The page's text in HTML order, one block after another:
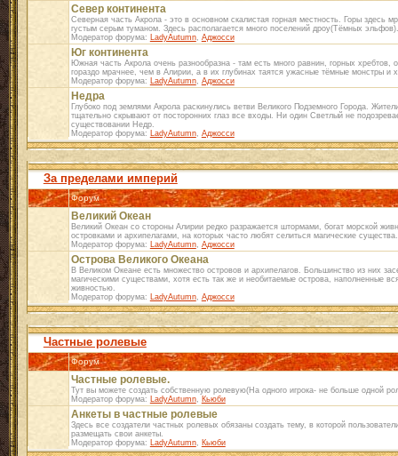
Север континента
Северная часть Акрола - это в основном скалистая горная местность. Горы здесь
густым серым туманом. Здесь располагается много поселений дроу(Тёмных эльфов).
Модератор форума: LadyAutumn, Аджосси
Юг континента
Южная часть Акрола очень разнообразна - там есть много равнин, горных хребтов,
гораздо мрачнее, чем в Алирии, а в их глубинах таятся ужасные тёмные монстры и
Модератор форума: LadyAutumn, Аджосси
Недра
Глубоко под землями Акрола раскинулись ветви Великого Подземного Города.
тщательно скрывают от посторонних глаз все входы. Ни один Светлый не
существовании Недр.
Модератор форума: LadyAutumn, Аджосси
За пределами империй
Форум
Великий Океан
Великий Океан со стороны Алирии редко разражается штормами, богат морской
островками и архипелагами, на которых часто любят селиться магические существа.
Модератор форума: LadyAutumn, Аджосси
Острова Великого Океана
В Великом Океане есть множество островов и архипелагов. Большинство из них
магическими существами, хотя есть так же и необитаемые острова, наполненные
живностью.
Модератор форума: LadyAutumn, Аджосси
Частные ролевые
Форум
Частные ролевые.
Тут вы можете создать собственную ролевую(На одного игрока- не больше одной
Модератор форума: LadyAutumn, Кьюби
Анкеты в частные ролевые
Здесь все создатели частных ролевых обязаны создать тему, в которой
размещать свои анкеты.
Модератор форума: LadyAutumn, Кьюби